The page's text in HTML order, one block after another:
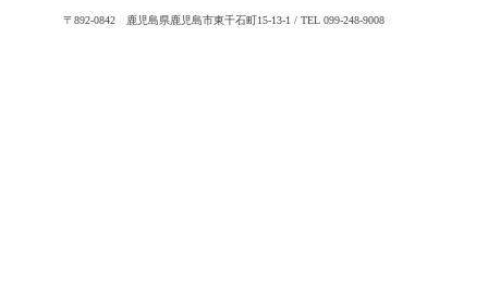
〒892-0842 鹿児島県鹿児島市東千石町15-13-1 / TEL 099-248-9008